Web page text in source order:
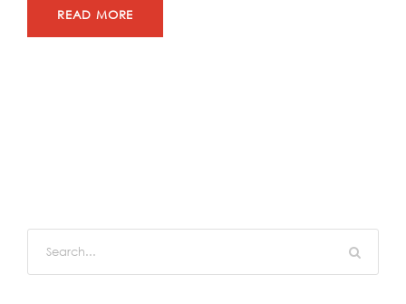
READ MORE